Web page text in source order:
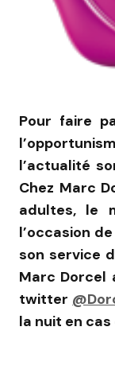
Pour faire
l’actualité
Chez Marc
adultes, le
l’occasion
son service
Marc Dorcel
twitter
la nuit en